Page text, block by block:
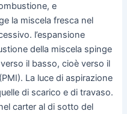
e
la miscela fresca nel
l’espansione
della miscela spinge
il basso, cioè verso il
La luce di aspirazione
di scarico e di travaso.
carter al di sotto del